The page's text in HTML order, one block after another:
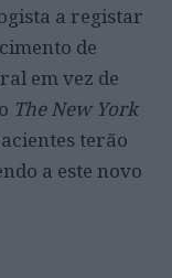
a registar
de
em vez de
The New York
terão
a este novo